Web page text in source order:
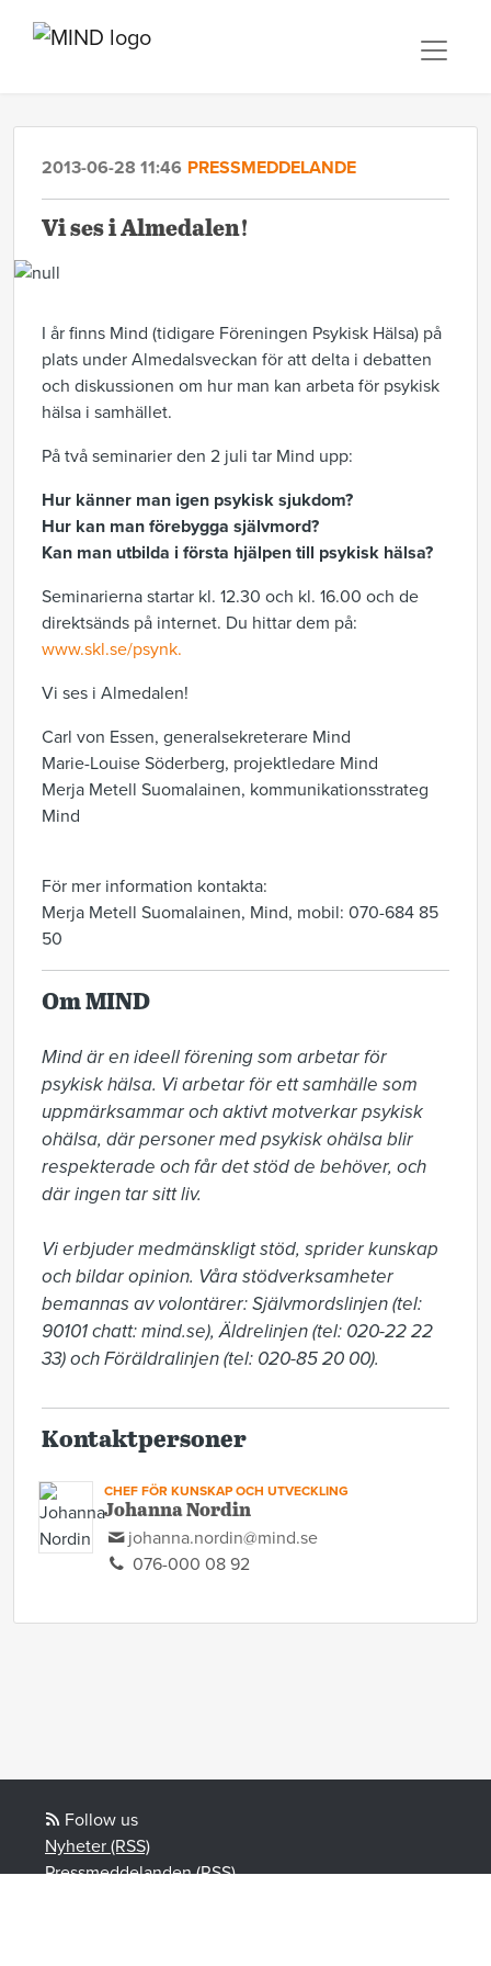
2013-06-28 11:46 PRESSMEDDELANDE
Vi ses i Almedalen!
I år finns Mind (tidigare Föreningen Psykisk Hälsa) på
plats under Almedalsveckan för att delta i debatten
och diskussionen om hur man kan arbeta för psykisk
hälsa i samhället.
På två seminarier den 2 juli tar Mind upp:
Hur känner man igen psykisk sjukdom?
Hur kan man förebygga självmord?
Kan man utbilda i första hjälpen till psykisk hälsa?
Seminarierna startar kl. 12.30 och kl. 16.00 och de
direktsänds på internet. Du hittar dem på:
www.skl.se/psynk.
Vi ses i Almedalen!
Carl von Essen, generalsekreterare Mind
Marie-Louise Söderberg, projektledare Mind
Merja Metell Suomalainen, kommunikationsstrateg
Mind
För mer information kontakta:
Merja Metell Suomalainen, Mind, mobil: 070-684 85
50
Om MIND
Mind är en ideell förening som arbetar för
psykisk hälsa. Vi arbetar för ett samhälle som
uppmärksammar och aktivt motverkar psykisk
ohälsa, där personer med psykisk ohälsa blir
respekterade och får det stöd de behöver, och
där ingen tar sitt liv.
Vi erbjuder medmänskligt stöd, sprider kunskap
och bildar opinion. Våra stödverksamheter
bemannas av volontärer: Självmordslinjen (tel:
90101 chatt: mind.se), Äldrelinjen (tel: 020-22 22
33) och Föräldralinjen (tel: 020-85 20 00).
Kontaktpersoner
CHEF FÖR KUNSKAP OCH UTVECKLING
Johanna Nordin
johanna.nordin@mind.se
076-000 08 92
Follow us
Nyheter (RSS)
Pressmeddelanden (RSS)